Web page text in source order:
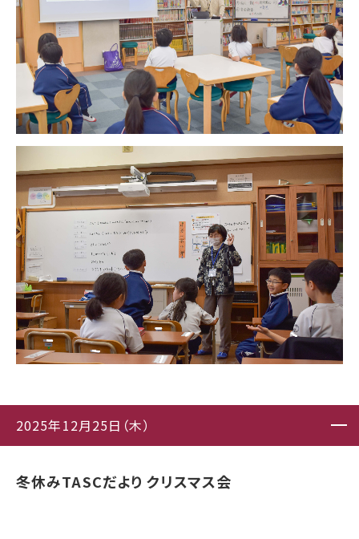
2025年12月25日（木）
冬休みTASCだより クリスマス会